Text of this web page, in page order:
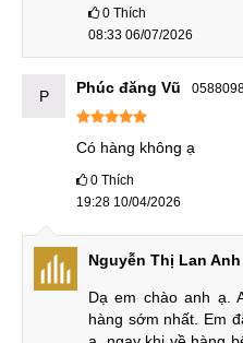
chính khi phải trả toàn bộ chi
So sánh sản phẩm
Sau đây là phần so sánh
nhiệm mới và iQOO Neo 10
có những điểm nào hơn.
iQOO 13 cũ vs iQOO 12
Dù iQOO 13 là máy đã
thống đèn LED RGB xung
hiển thị thông báo và tạo
13 cũ 99% thì chuẩn
0 Thích
08:33 06/07/2026
P Phúc đăng Vũ
Có hàng không ạ
0 Thích
19:28 10/04/2026
Nguyễn Thị Lan Anh
Dạ em chào anh ạ.
hàng sớm nhất. Em